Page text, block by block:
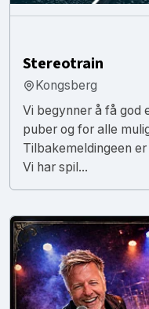
Stereotrain
Kongsberg
Vi begynner å få god
puber og for alle
Tilbakemeldingeen
Vi har spil...